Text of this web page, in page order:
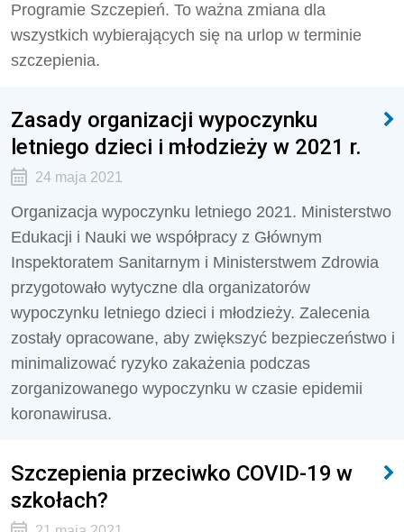
Programie Szczepień. To ważna zmiana dla
wszystkich wybierających się na urlop w terminie
szczepienia.
Zasady organizacji wypoczynku
letniego dzieci i młodzieży w 2021 r.
24 maja 2021
Organizacja wypoczynku letniego 2021. Ministerstwo
Edukacji i Nauki we współpracy z Głównym
Inspektoratem Sanitarnym i Ministerstwem Zdrowia
przygotowało wytyczne dla organizatorów
wypoczynku letniego dzieci i młodzieży. Zalecenia
zostały opracowane, aby zwiększyć bezpieczeństwo i
minimalizować ryzyko zakażenia podczas
zorganizowanego wypoczynku w czasie epidemii
koronawirusa.
Szczepienia przeciwko COVID-19 w
szkołach?